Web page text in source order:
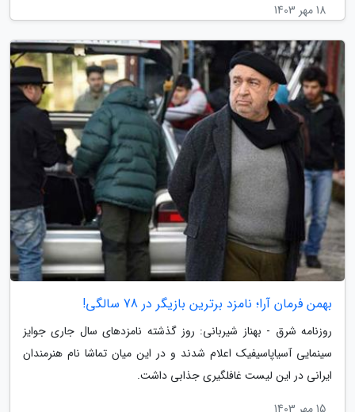
18 مهر 1403
بهمن فرمان آرا؛ نامزد برترین بازیگر در 78 سالگی!
روزنامه شرق - بهناز شیربانی: روز گذشته نامزدهای سال جاری جوایز
سینمایی آسیاپاسیفیک اعلام شدند و در این میان تماشا نام هنرمندان
ایرانی در این لیست غافلگیری جذابی داشت.